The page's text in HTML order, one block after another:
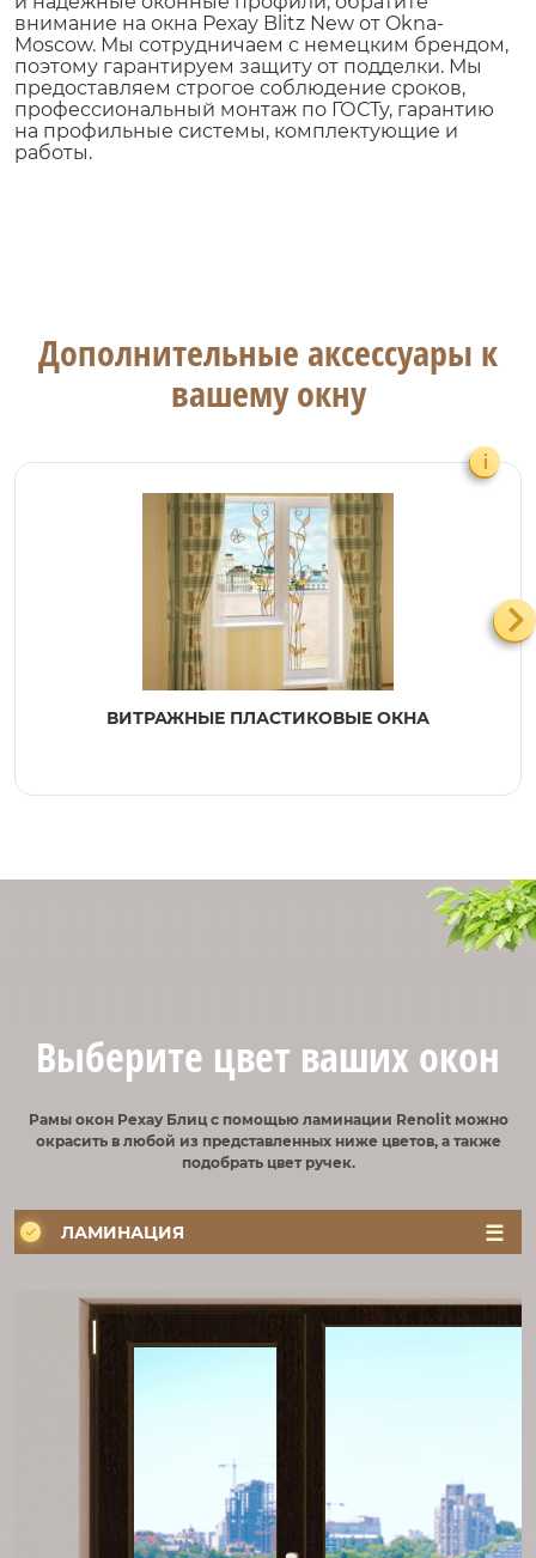
внимание на окна Рехау Blitz New от Okna-
Moscow. Мы сотрудничаем с немецким брендом,
поэтому гарантируем защиту от подделки. Мы
предоставляем строгое соблюдение сроков,
профессиональный монтаж по ГОСТу, гарантию
на профильные системы, комплектующие и
работы.
Дополнительные аксессуары к
вашему окну
ВИТРАЖНЫЕ ПЛАСТИКОВЫЕ ОКНА
i
Выберите цвет ваших окон
Рамы окон Рехау Блиц с помощью ламинации Renolit можно
окрасить в любой из представленных ниже цветов, а также
подобрать цвет ручек.
ЛАМИНАЦИЯ
ЦВЕТ
РУЧКИ